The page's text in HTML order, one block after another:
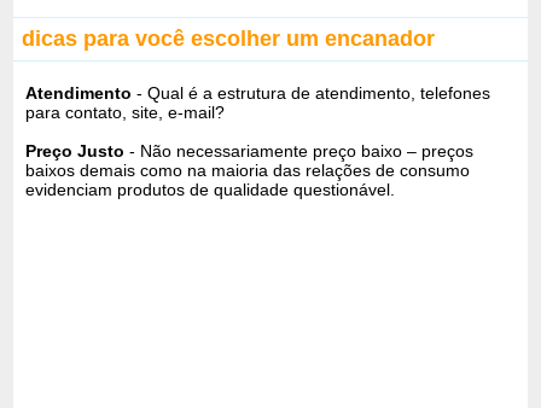
dicas para você escolher um encanador
Atendimento - Qual é a estrutura de atendimento, telefones
para contato, site, e-mail?
Preço Justo - Não necessariamente preço baixo – preços
baixos demais como na maioria das relações de consumo
evidenciam produtos de qualidade questionável.